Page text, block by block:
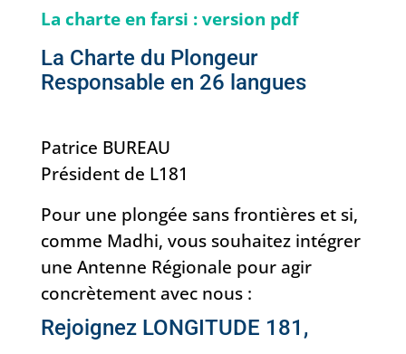
La charte en farsi : version pdf
La Charte du Plongeur
Responsable en 26 langues
Patrice BUREAU
Président de L181
Pour une plongée sans frontières et si,
comme Madhi, vous souhaitez intégrer
une Antenne Régionale pour agir
concrètement avec nous :
Rejoignez LONGITUDE 181,